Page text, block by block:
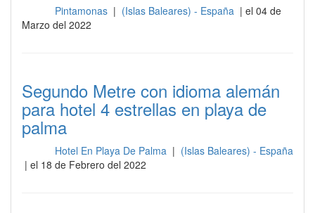
Pintamonas | (Islas Baleares) - España | el 04 de
Marzo del 2022
Segundo Metre con idioma alemán
para hotel 4 estrellas en playa de
palma
Hotel En Playa De Palma | (Islas Baleares) - España
| el 18 de Febrero del 2022